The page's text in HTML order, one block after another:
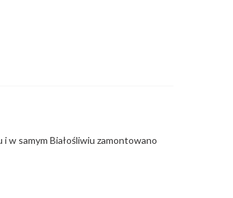
w samym Białośliwiu zamontowano